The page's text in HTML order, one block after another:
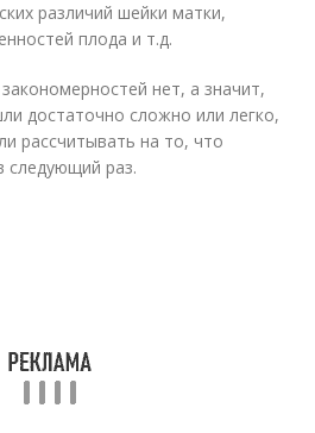
различий шейки матки,
плода и т.д.
нет, а значит,
достаточно сложно или легко,
рассчитывать на то, что
следующий раз.